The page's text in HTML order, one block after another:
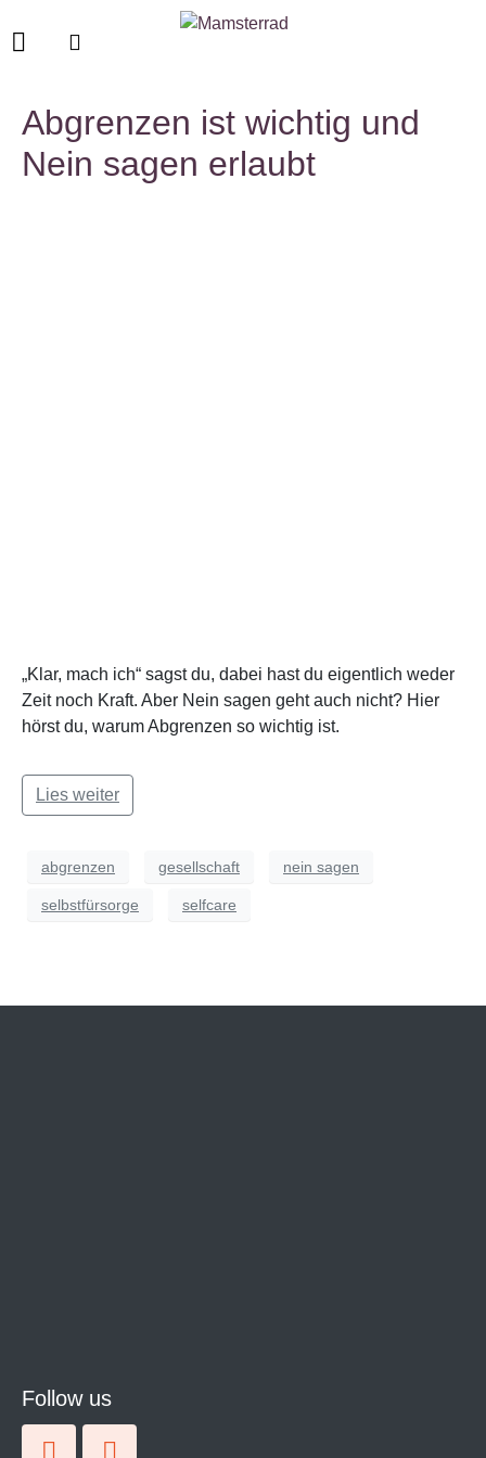
Abgrenzen ist wichtig und
Nein sagen erlaubt
„Klar, mach ich“ sagst du, dabei hast du eigentlich weder
Zeit noch Kraft. Aber Nein sagen geht auch nicht? Hier
hörst du, warum Abgrenzen so wichtig ist.
Lies weiter
abgrenzen gesellschaft nein sagen
selbstfürsorge selfcare
Follow us